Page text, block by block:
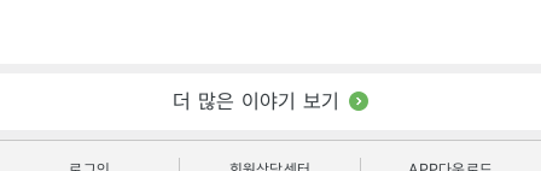
더 많은 이야기 보기